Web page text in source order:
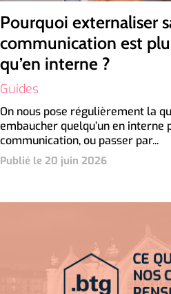
Pourquoi externaliser
communication est
qu’en interne ?
Guides
On nous pose régulièrement la
embaucher quelqu’un en interne
communication, ou passer par...
Publié le 20 juin 2026